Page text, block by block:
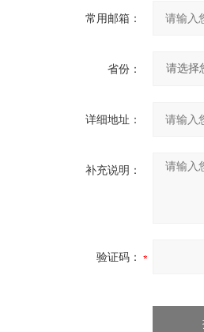
常用邮箱：
省份：
详细地址：
补充说明：
验证码：